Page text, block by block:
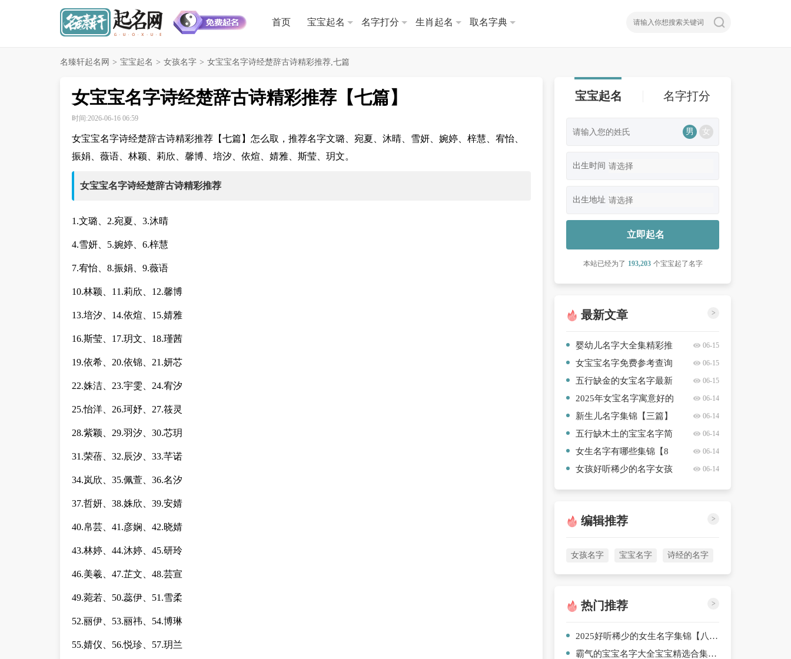
首页 宝宝起名 名字打分 生肖起名 取名字典
名臻轩起名网 > 宝宝起名 > 女孩名字 > 女宝宝名字诗经楚辞古诗精彩推荐,七篇
女宝宝名字诗经楚辞古诗精彩推荐【七篇】
时间:2026-06-16 06:59
女宝宝名字诗经楚辞古诗精彩推荐【七篇】怎么取，推荐名字文璐、宛夏、沐晴、雪妍、婉婷、梓慧、宥怡、
振娟、薇语、林颖、莉欣、馨博、培汐、依煊、婧雅、斯莹、玥文。
女宝宝名字诗经楚辞古诗精彩推荐
1.文璐、2.宛夏、3.沐晴
4.雪妍、5.婉婷、6.梓慧
7.宥怡、8.振娟、9.薇语
10.林颖、11.莉欣、12.馨博
13.培汐、14.依煊、15.婧雅
16.斯莹、17.玥文、18.瑾茜
19.依希、20.依锦、21.妍芯
22.姝洁、23.宇雯、24.宥汐
25.怡洋、26.珂妤、27.筱灵
28.紫颖、29.羽汐、30.芯玥
31.荣蓓、32.辰汐、33.芊诺
34.岚欣、35.佩萱、36.名汐
37.哲妍、38.姝欣、39.安婧
40.帛芸、41.彦娴、42.晓婧
43.林婷、44.沐婷、45.研玲
46.美羲、47.芷文、48.芸宣
49.菀若、50.蕊伊、51.雪柔
52.丽伊、53.丽祎、54.博琳
55.婧仪、56.悦珍、57.玥兰
宝宝起名 名字打分
男 女
出生时间
出生地址
立即起名
本站已经为了 193,203 个宝宝起了名字
最新文章 >
婴幼儿名字大全集精彩推
荐【七篇】
06-15
女宝宝名字免费参考查询
分享【四篇】
06-15
五行缺金的女宝名字最新
【4篇】
06-15
2025年女宝名字寓意好的
名字免费分享【十篇】
06-14
新生儿名字集锦【三篇】 06-14
五行缺木土的宝宝名字简
单【8篇】
06-14
女生名字有哪些集锦【8
篇】
06-14
女孩好听稀少的名字女孩
06-14
编辑推荐 >
女孩名字 宝宝名字 诗经的名字
热门推荐 >
2025好听稀少的女生名字集锦【八篇】
霸气的宝宝名字大全宝宝精选合集【4篇】